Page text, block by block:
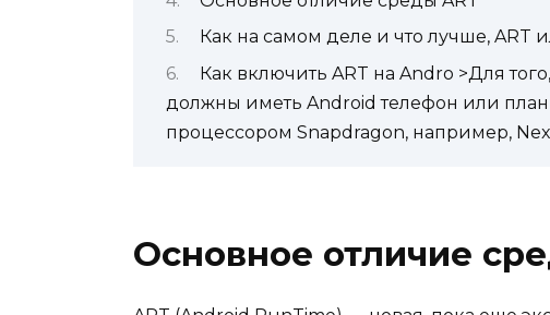
Как на самом деле и что лучше, ART
Как включить ART на Andro >Для
должны иметь Android телефон или
процессором Snapdragon, например,
Основное отличие